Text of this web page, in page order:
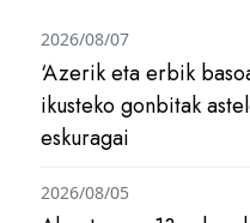
‘Azerik eta erbik
ikusteko gonbitak
eskuragai
2026/08/07
2026/08/05